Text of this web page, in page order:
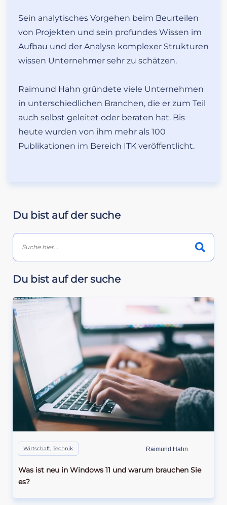
Sein analytisches Vorgehen beim Beurteilen
von Projekten und sein profundes Wissen im
Aufbau und der Analyse komplexer Strukturen
wissen Unternehmer sehr zu schätzen.
Raimund Hahn gründete viele Unternehmen
in unterschiedlichen Branchen, die er zum Teil
auch selbst geleitet oder beraten hat. Bis
heute wurden von ihm mehr als 100
Publikationen im Bereich ITK veröffentlicht.
Du bist auf der suche
Du bist auf der suche
Wirtschaft, Technik Raimund Hahn
Was ist neu in Windows 11 und warum brauchen Sie
es?